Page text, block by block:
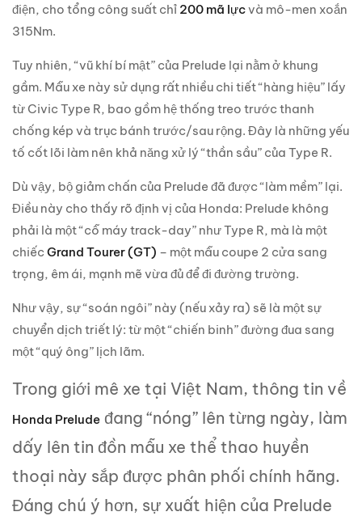
điện, cho tổng công suất chỉ 200 mã lựcvà mô-men xoắn
315Nm.
Tuy nhiên, “vũ khí bí mật” của Prelude lại nằm ở khung
gầm. Mẫu xe này sử dụng rất nhiều chi tiết “hàng hiệu” lấy
từ Civic Type R, bao gồm hệ thống treo trước thanh
chống kép và trục bánh trước/sau rộng. Đây là những yếu
tố cốt lõi làm nên khả năng xử lý “thần sầu” của Type R.
Dù vậy, bộ giảm chấn của Prelude đã được “làm mềm” lại.
Điều này cho thấy rõ định vị của Honda: Prelude không
phải là một “cỗ máy track-day” như Type R, mà là một
chiếc Grand Tourer (GT) – một mẫu coupe 2 cửa sang
trọng, êm ái, mạnh mẽ vừa đủ để đi đường trường.
Như vậy, sự “soán ngôi” này (nếu xảy ra) sẽ là một sự
chuyển dịch triết lý: từ một “chiến binh” đường đua sang
một “quý ông” lịch lãm.
Trong giới mê xe tại Việt Nam, thông tin về
Honda Prelude đang “nóng” lên từng ngày, làm
dấy lên tin đồn mẫu xe thể thao huyền
thoại này sắp được phân phối chính hãng.
Đáng chú ý hơn, sự xuất hiện của Prelude